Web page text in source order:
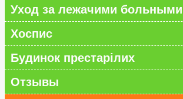
Уход за лежачими больными
Хоспис
Будинок престарілих
Отзывы